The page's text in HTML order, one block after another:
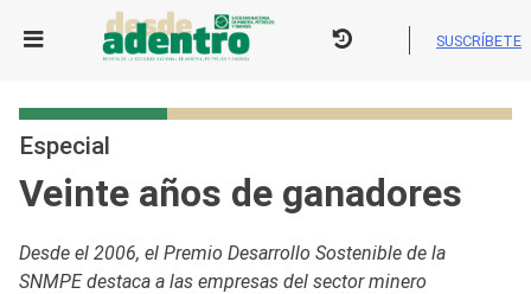
SUSCRÍBETE
Especial
Veinte años de ganadores
Desde el 2006, el Premio Desarrollo Sostenible de la
SNMPE destaca a las empresas del sector minero